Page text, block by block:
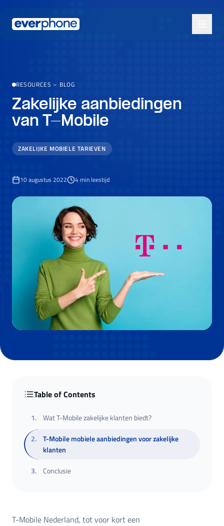
RESOURCES – BLOG
Zakelijke aanbiedingen
van T-Mobile
ZAKELIJKE MOBIELE TARIEVEN
10 augustus 2022 4min leestijd
Table of Contents
1.
Wat T-Mobile zakelijke klanten biedt?
2.
T-Mobile mobiele aanbiedingen voor zakelijke
klanten
3. Conclusie
T-Mobile Nederland, tot voor kort een